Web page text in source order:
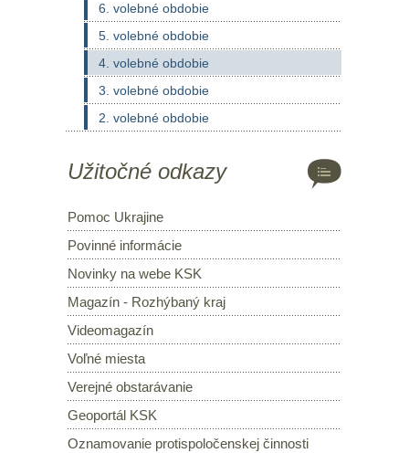
6. volebné obdobie
5. volebné obdobie
4. volebné obdobie
3. volebné obdobie
2. volebné obdobie
Užitočné odkazy
Pomoc Ukrajine
Povinné informácie
Novinky na webe KSK
Magazín - Rozhýbaný kraj
Videomagazín
Voľné miesta
Verejné obstarávanie
Geoportál KSK
Oznamovanie protispoločenskej činnosti